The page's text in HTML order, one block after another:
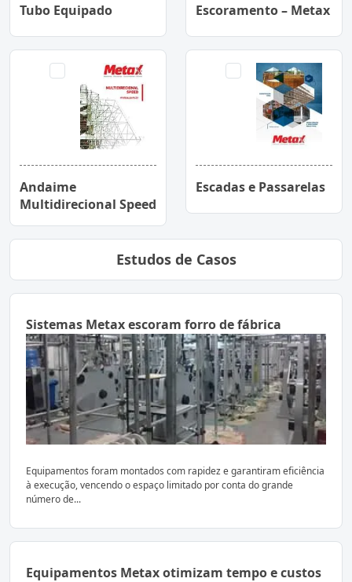
Tubo Equipado Escoramento – Metax
Andaime
Multidirecional Speed
Escadas e Passarelas
Estudos de Casos
Sistemas Metax escoram forro de fábrica
Equipamentos foram montados com rapidez e garantiram eficiência
à execução, vencendo o espaço limitado por conta do grande
número de...
Equipamentos Metax otimizam tempo e custos